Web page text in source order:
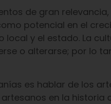
de gran
potencial en el
y el estado. La
o alterarse; por lo
es hablar de los
en la historia